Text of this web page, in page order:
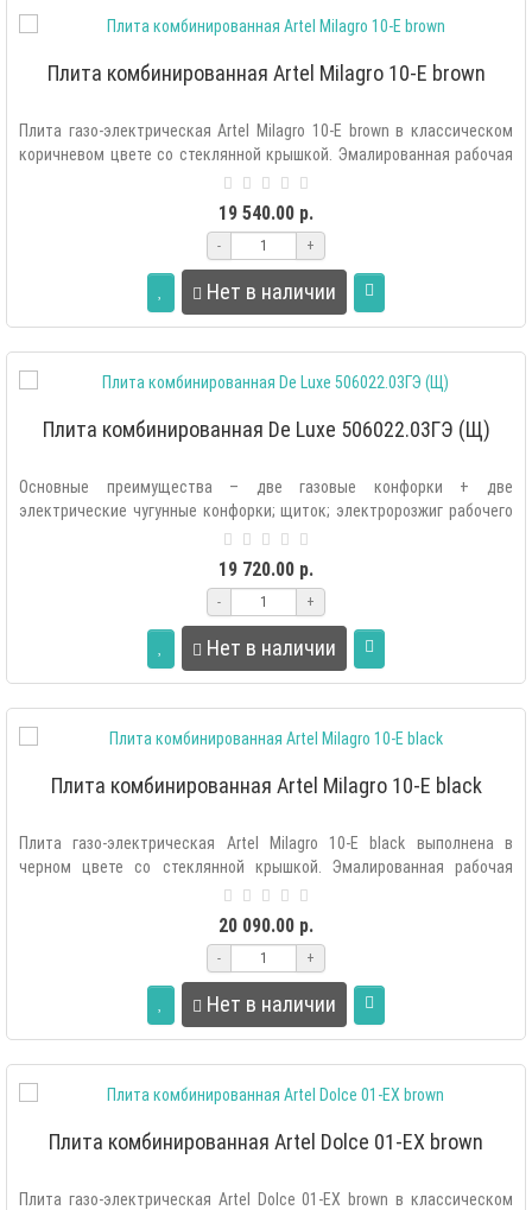
Плита комбинированная Artel Milagro 10-E brown
Плита газо-электрическая Artel Milagro 10-E brown в классическом
коричневом цвете со стеклянной крышкой. Эмалированная рабочая
19 540.00 р.
- +
Нет в наличии
Плита комбинированная De Luxe 506022.03ГЭ (Щ)
Основные преимущества – две газовые конфорки + две
электрические чугунные конфорки; щиток; электророзжиг рабочего
19 720.00 р.
- +
Нет в наличии
Плита комбинированная Artel Milagro 10-E black
Плита газо-электрическая Artel Milagro 10-E black выполнена в
черном цвете со стеклянной крышкой. Эмалированная рабочая
20 090.00 р.
- +
Нет в наличии
Плита комбинированная Artel Dolce 01-EX brown
Плита газо-электрическая Artel Dolce 01-EX brown в классическом